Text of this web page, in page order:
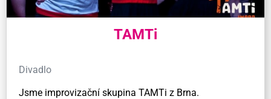
TAMTi
Divadlo
Jsme improvizační skupina TAMTi z Brna.